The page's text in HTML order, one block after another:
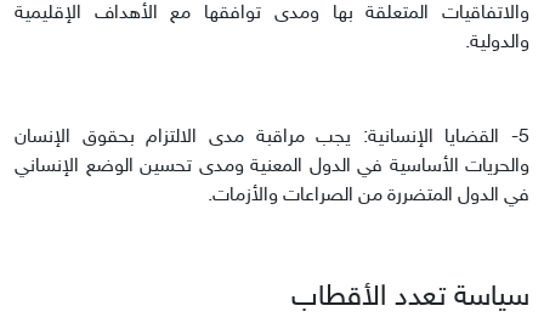
والاتفاقيات المتعلقة بها ومدى توافقها مع الأهداف الإقليمية
والدولية.
5- القضايا الإنسانية: يجب مراقبة مدى الالتزام بحقوق الإنسان
والحريات الأساسية في الدول المعنية ومدى تحسين الوضع الإنساني
في الدول المتضررة من الصراعات والأزمات.
سياسة تعدد الأقطاب